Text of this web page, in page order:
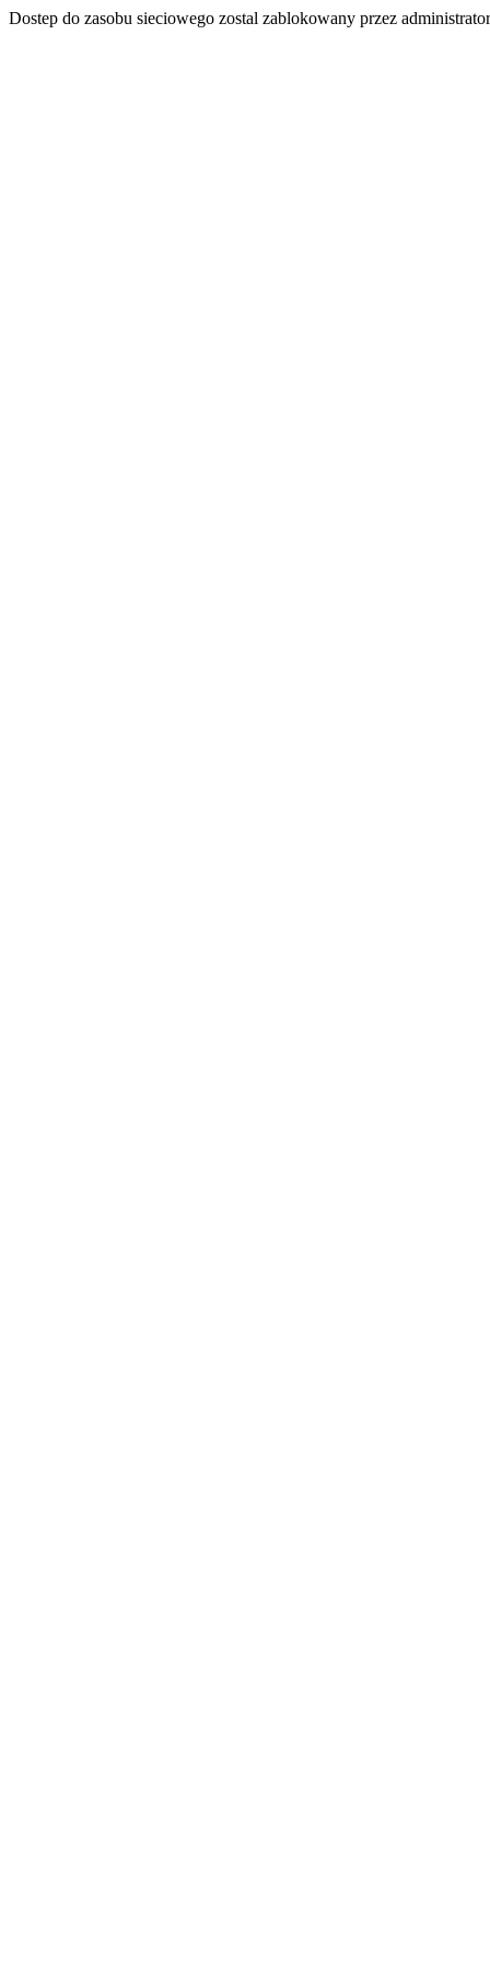
Dostep do zasobu sieciowego zostal zablokowany przez